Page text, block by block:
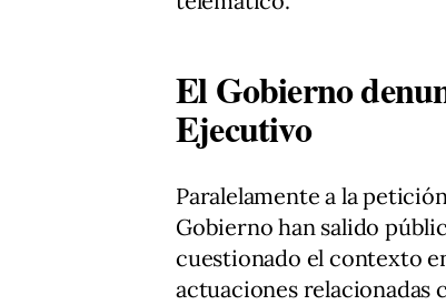
El Gobierno
Ejecutivo
Paralelamente a la
Gobierno han salido
cuestionado el contexto
actuaciones relacionadas